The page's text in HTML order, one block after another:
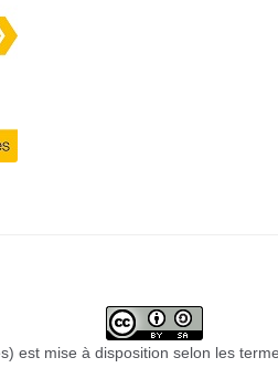
est mise à disposition selon les